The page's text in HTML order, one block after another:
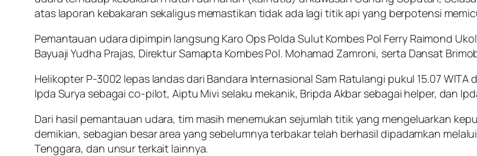
atas laporan kebakaran sekaligus memastikan tidak ada lagi titik api yang berpotensi
Pemantauan udara dipimpin langsung Karo Ops Polda Sulut Kombes Pol Ferry Raimond
Bayuaji Yudha Prajas, Direktur Samapta Kombes Pol. Mohamad Zamroni, serta Dansat
Helikopter P-3002 lepas landas dari Bandara Internasional Sam Ratulangi pukul 15.07
Ipda Surya sebagai co-pilot, Aiptu Mivi selaku mekanik, Bripda Akbar sebagai helper, dan
Dari hasil pemantauan udara, tim masih menemukan sejumlah titik yang mengeluarkan
demikian, sebagian besar area yang sebelumnya terbakar telah berhasil dipadamkan
Tenggara, dan unsur terkait lainnya.